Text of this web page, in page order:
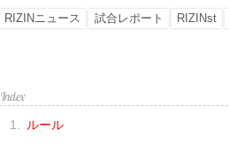
RIZINニュース 試合レポート RIZINst
ルール